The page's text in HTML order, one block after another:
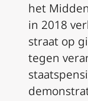
het
in 2018
straat op
tegen